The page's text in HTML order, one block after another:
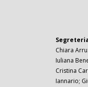
Chiara
Iuliana
Cristina
Iannario;